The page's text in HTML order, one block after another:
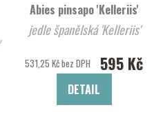
Abies pinsapo 'Kelleriis'
jedle španělská 'Kelleriis'
531,25 Kč bez DPH 595 Kč
DETAIL